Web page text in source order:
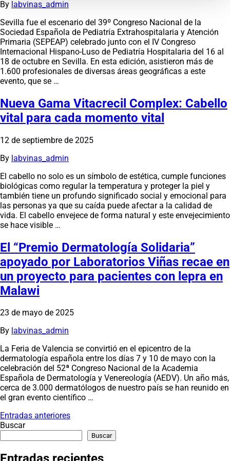
By labvinas_admin
Sevilla fue el escenario del 39º Congreso Nacional de la
Sociedad Española de Pediatría Extrahospitalaria y Atención
Primaria (SEPEAP) celebrado junto con el IV Congreso
Internacional Hispano-Luso de Pediatría Hospitalaria del 16 al
18 de octubre en Sevilla. En esta edición, asistieron más de
1.600 profesionales de diversas áreas geográficas a este
evento, que se …
Nueva Gama Vitacrecil Complex: Cabello
vital para cada momento vital
12 de septiembre de 2025
By labvinas_admin
El cabello no solo es un símbolo de estética, cumple funciones
biológicas como regular la temperatura y proteger la piel y
también tiene un profundo significado social y emocional para
las personas ya que su caída puede afectar a la calidad de
vida. El cabello envejece de forma natural y este envejecimiento
se hace visible …
El “Premio Dermatología Solidaria”
apoyado por Laboratorios Viñas recae en
un proyecto para pacientes con lepra en
Malawi
23 de mayo de 2025
By labvinas_admin
La Feria de Valencia se convirtió en el epicentro de la
dermatología española entre los días 7 y 10 de mayo con la
celebración del 52ª Congreso Nacional de la Academia
Española de Dermatología y Venereología (AEDV). Un año más,
cerca de 3.000 dermatólogos de nuestro país se han reunido en
el gran evento científico …
Navegación
de
Entradas anteriores
Buscar
Buscar